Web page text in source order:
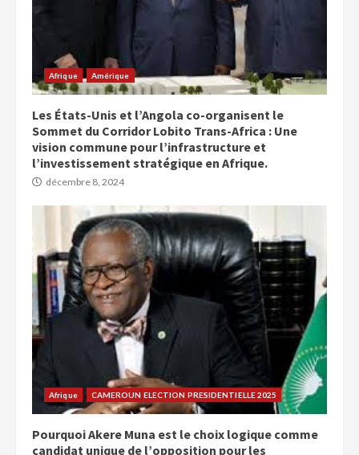
Afrique Amérique
Les États-Unis et l’Angola co-organisent le
Sommet du Corridor Lobito Trans-Africa : Une
vision commune pour l’infrastructure et
l’investissement stratégique en Afrique.
décembre 8, 2024
Afrique CAMEROUN ELECTION PRESIDENTIELLE 2025
Pourquoi Akere Muna est le choix logique comme
candidat unique de l’opposition pour les